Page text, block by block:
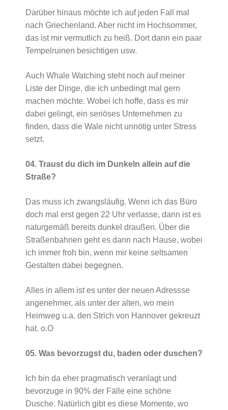
Darüber hinaus möchte ich auf jeden Fall mal
nach Griechenland. Aber nicht im Hochsommer,
das ist mir vermutlich zu heiß. Dort dann ein paar
Tempelruinen besichtigen usw.
Auch Whale Watching steht noch auf meiner
Liste der Dinge, die ich unbedingt mal gern
machen möchte. Wobei ich hoffe, dass es mir
dabei gelingt, ein seriöses Unternehmen zu
finden, dass die Wale nicht unnötig unter Stress
setzt.
04. Traust du dich im Dunkeln allein auf die
Straße?
Das muss ich zwangsläufig. Wenn ich das Büro
doch mal erst gegen 22 Uhr verlasse, dann ist es
naturgemäß bereits dunkel draußen. Über die
Straßenbahnen geht es dann nach Hause, wobei
ich immer froh bin, wenn mir keine seltsamen
Gestalten dabei begegnen.
Alles in allem ist es unter der neuen Adressse
angenehmer, als unter der alten, wo mein
Heimweg u.a. den Strich von Hannover gekreuzt
hat. o.O
05. Was bevorzugst du, baden oder duschen?
Ich bin da eher pragmatisch veranlagt und
bevorzuge in 90% der Fälle eine schöne
Dusche. Natürlich gibt es diese Momente, wo